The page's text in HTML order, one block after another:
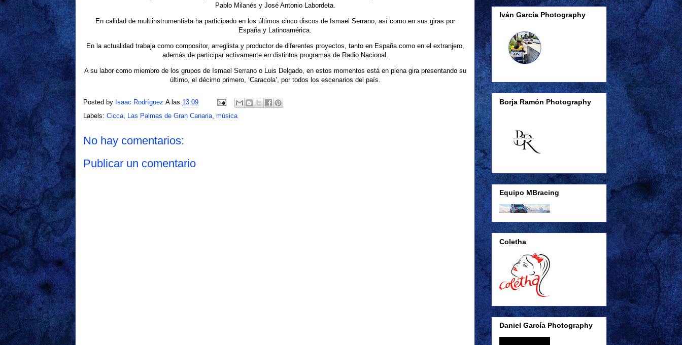
Pablo Milanés y José Antonio Labordeta.
En calidad de multiinstrumentista ha participado en los últimos cinco discos de Ismael Serrano, así como en sus giras por
España y Latinoamérica.
En la actualidad trabaja como compositor, arreglista y productor de diferentes proyectos, tanto en España como en el extranjero,
además de participar activamente en distintos programas de Radio Nacional.
A su labor como miembro de los grupos de Ismael Serrano o Luis Delgado, en estos momentos está en plena gira presentando su
último, el décimo primero, ‘Caracola’, por todos los escenarios del país.
Posted by Isaac Rodríguez A las 13:09
Labels: Cicca Las Palmas de Gran Canaria música
No hay comentarios:
Publicar un comentario
Iván García Photography
Borja Ramón Photography
Equipo MBracing
Coletha
Daniel García Photography